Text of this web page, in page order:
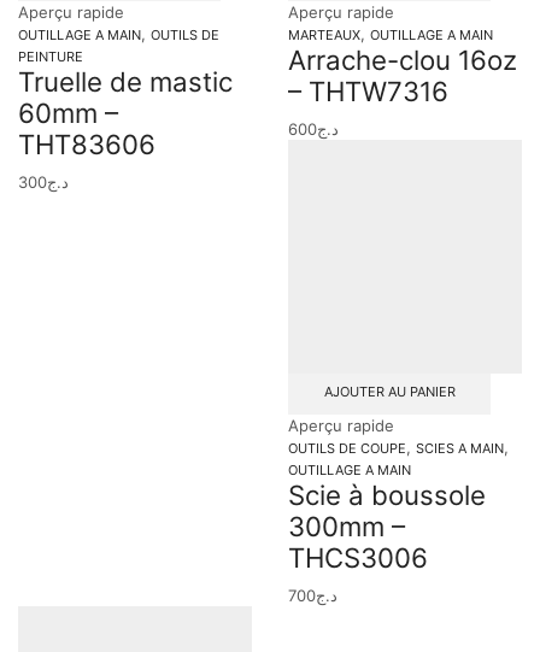
Aperçu rapide
OUTILLAGE A MAIN, OUTILS DE
PEINTURE
Truelle de mastic
60mm –
THT83606
د.ج300
Aperçu rapide
MARTEAUX, OUTILLAGE A MAIN
Arrache-clou 16oz
– THTW7316
د.ج600
AJOUTER AU PANIER
Aperçu rapide
OUTILS DE COUPE, SCIES A MAIN,
OUTILLAGE A MAIN
Scie à boussole
300mm –
THCS3006
د.ج700